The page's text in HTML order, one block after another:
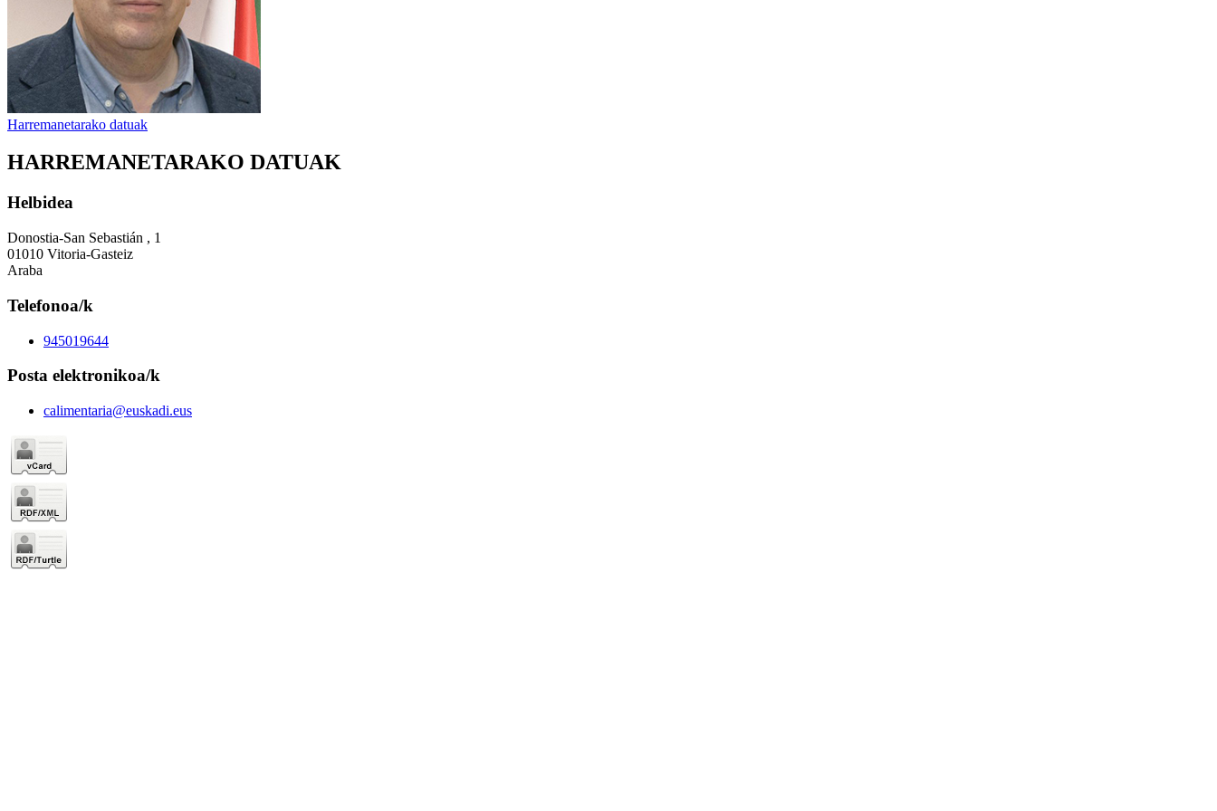
Harremanetarako datuak
HARREMANETARAKO DATUAK
Helbidea
Donostia-San Sebastián , 1
01010 Vitoria-Gasteiz
Araba
Telefonoa/k
945019644
Posta elektronikoa/k
calimentaria@euskadi.eus